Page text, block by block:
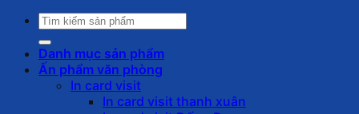
Tìm
kiếm:
Danh mục sản phẩm
Ấn phẩm văn phòng
In card visit
In card visit thanh xuân